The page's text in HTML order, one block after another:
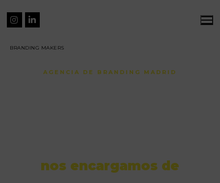
BRANDING MAKERS
AGENCIA DE BRANDING MADRID
nos encargamos de